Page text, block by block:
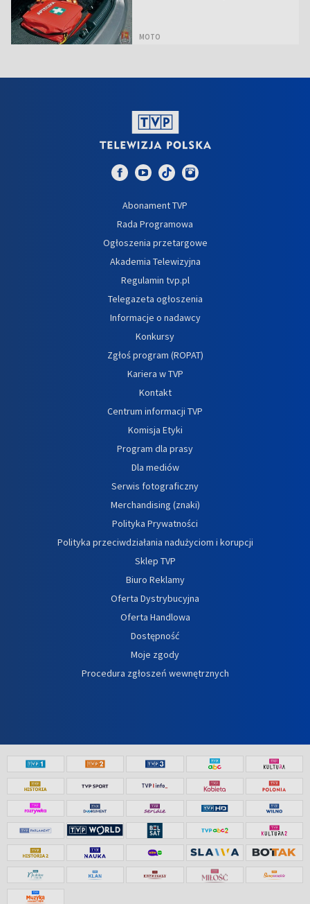
MOTO
Abonament TVP
Rada Programowa
Ogłoszenia przetargowe
Akademia Telewizyjna
Regulamin tvp.pl
Telegazeta ogłoszenia
Informacje o nadawcy
Konkursy
Zgłoś program (ROPAT)
Kariera w TVP
Kontakt
Centrum informacji TVP
Komisja Etyki
Program dla prasy
Dla mediów
Serwis fotograficzny
Merchandising (znaki)
Polityka Prywatności
Polityka przeciwdziałania nadużyciom i korupcji
Sklep TVP
Biuro Reklamy
Oferta Dystrybucyjna
Oferta Handlowa
Dostępność
Moje zgody
Procedura zgłoszeń wewnętrznych